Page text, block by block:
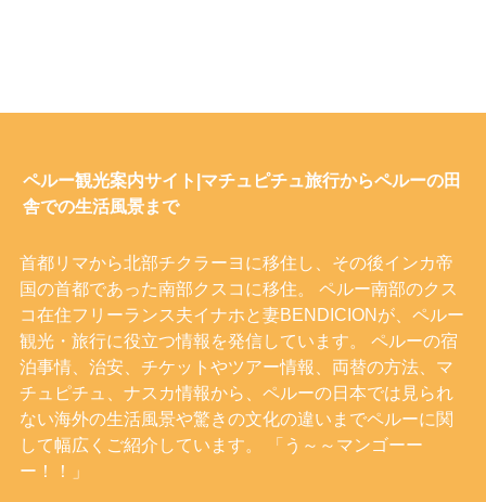
ペルー観光案内サイト|マチュピチュ旅行からペルーの田
舎での生活風景まで
首都リマから北部チクラーヨに移住し、その後インカ帝
国の首都であった南部クスコに移住。 ペルー南部のクス
コ在住フリーランス夫イナホと妻BENDICIONが、ペルー
観光・旅行に役立つ情報を発信しています。 ペルーの宿
泊事情、治安、チケットやツアー情報、両替の方法、マ
チュピチュ、ナスカ情報から、ペルーの日本では見られ
ない海外の生活風景や驚きの文化の違いまでペルーに関
して幅広くご紹介しています。 「う～～マンゴーー
ー！！」